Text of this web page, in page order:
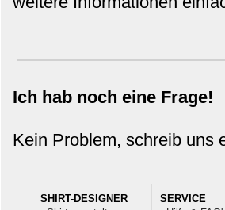
Ich hab noch eine Frage!
Kein Problem, schreib uns
SHIRT-DESIGNER
SERVICE